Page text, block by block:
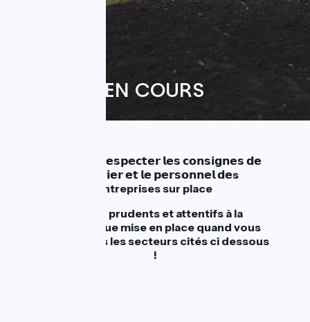
TRAVAUX EN COURS
M𝗲𝗿𝗰𝗶 𝗱𝗲 𝗿𝗲𝘀𝗽𝗲𝗰𝘁𝗲𝗿 𝗹𝗲𝘀 𝗰𝗼𝗻𝘀𝗶𝗴𝗻𝗲𝘀 𝗱𝗲
𝗰𝗵𝗮𝗻𝘁𝗶𝗲𝗿 𝗲𝘁 𝗹𝗲 𝗽𝗲𝗿𝘀𝗼𝗻𝗻𝗲𝗹 𝗱𝗲s
entreprises sur place
Restez prudents et attentifs à la
signalétique mise en place quand vous
arrivez dans les secteurs cités ci dessous
!